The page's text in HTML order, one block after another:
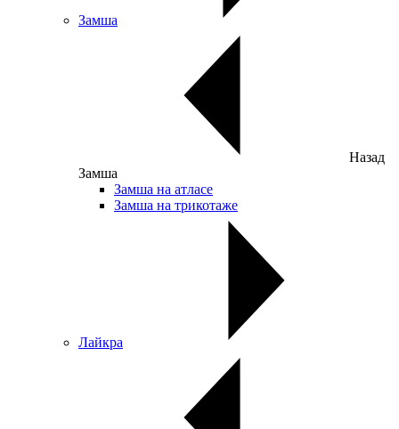
Замша
Назад
Замша
Замша на атласе
Замша на трикотаже
Лайкра